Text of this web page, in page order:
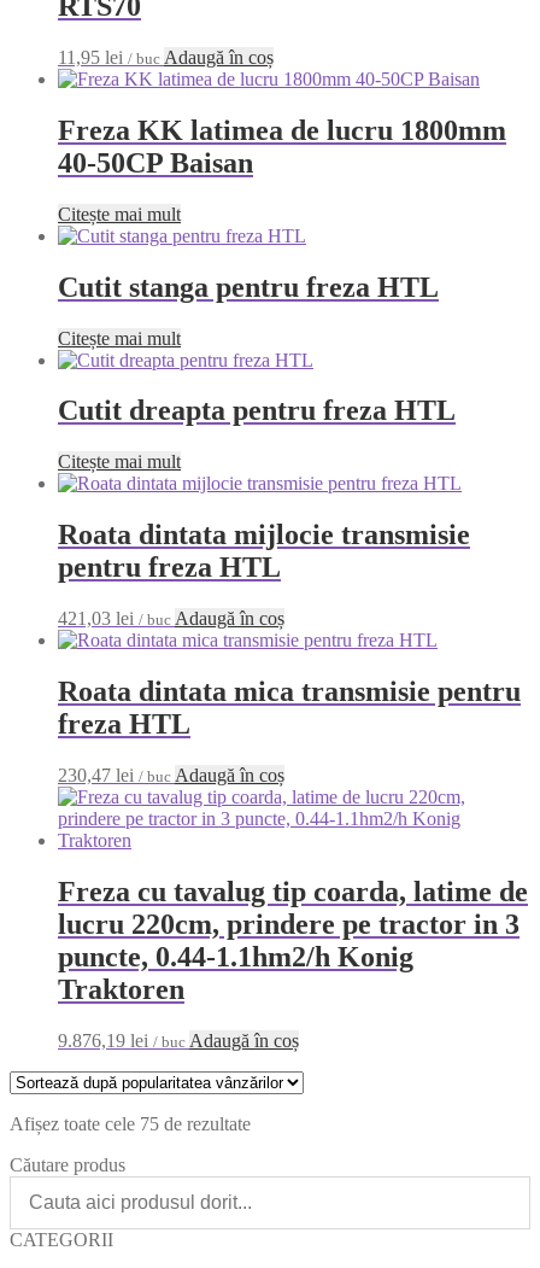
11,95 lei / buc Adaugă în coș
Freza KK latimea de lucru 1800mm
40-50CP Baisan
Citește mai mult
Cutit stanga pentru freza HTL
Citește mai mult
Cutit dreapta pentru freza HTL
Citește mai mult
Roata dintata mijlocie transmisie
pentru freza HTL
421,03 lei / buc Adaugă în coș
Roata dintata mica transmisie pentru
freza HTL
230,47 lei / buc Adaugă în coș
Freza cu tavalug tip coarda, latime de
lucru 220cm, prindere pe tractor in 3
puncte, 0.44-1.1hm2/h Konig
Traktoren
9.876,19 lei / buc Adaugă în coș
Afișez toate cele 75 de rezultate
Căutare produs
CATEGORII